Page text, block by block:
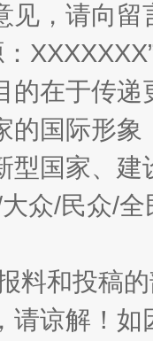
除
见，请向
：
的在于传
的国际形
型国家、
众/民众/
料和投稿
请谅解！